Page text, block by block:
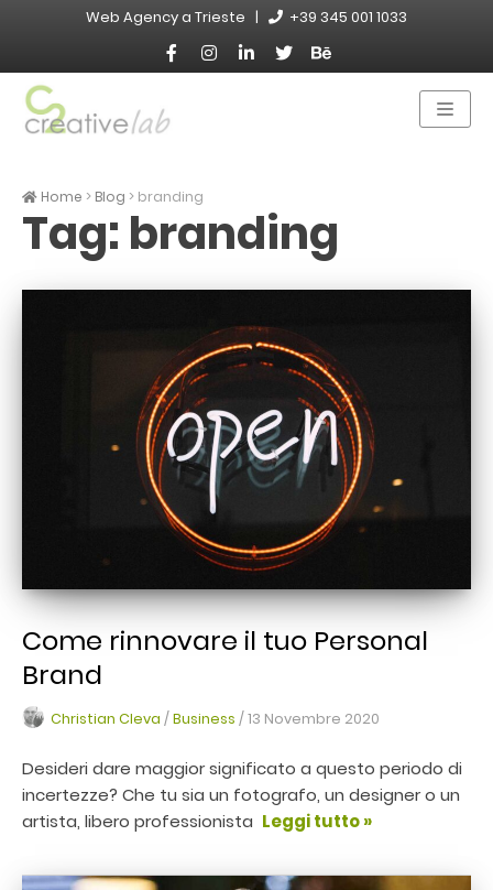
Web Agency a Trieste | +39 345 001 1033
C2 Creative Lab
Menù
Home > Blog > branding
Tag: branding
Come rinnovare il tuo Personal
Brand
Christian Cleva /Business /13 Novembre 2020
Desideri dare maggior significato a questo periodo di
incertezze? Che tu sia un fotografo, un designer o un
artista, libero professionista Leggi tutto »